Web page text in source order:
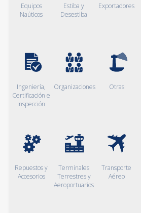
Equipos
Naúticos
Estiba y
Desestiba
Exportadores
Ingeniería,
Certificación e
Inspección
Organizaciones Otras
Repuestos y
Accesorios
Terminales
Terrestres y
Aeroportuarios
Transporte
Aéreo